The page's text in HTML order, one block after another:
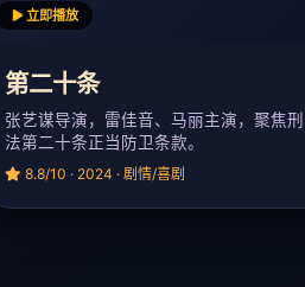
立即播放
第二十条
张艺谋导演，雷佳音、马丽主演，聚焦刑
法第二十条正当防卫条款。
8.8/10 · 2024 · 剧情/喜剧